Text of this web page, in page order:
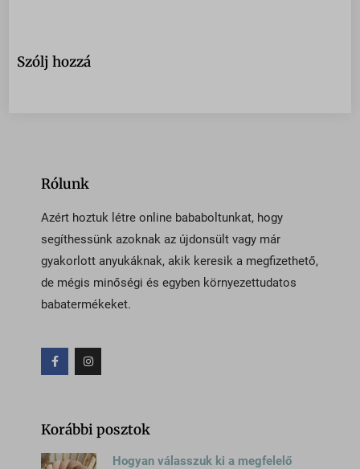
Szólj hozzá
Rólunk
Azért hoztuk létre online bababoltunkat, hogy
segíthessünk azoknak az újdonsült vagy már
gyakorlott anyukáknak, akik keresik a megfizethető,
de mégis minőségi és egyben környezettudatos
babatermékeket.
Korábbi posztok
Hogyan válasszuk ki a megfelelő